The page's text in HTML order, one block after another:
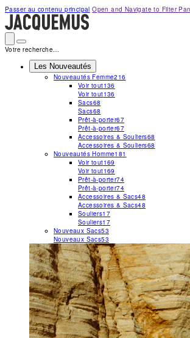
Passer au contenu principal Open and Navigate to Filter
Votre recherche…
Les Nouveautés
Nouveautés Femme216
Voir tout136
Voir tout136
Sacs68
Sacs68
Prêt-à-porter67
Prêt-à-porter67
Accessoires & Souliers68
Accessoires & Souliers68
Nouveautés Homme181
Voir tout169
Voir tout169
Prêt-à-porter74
Prêt-à-porter74
Accessoires & Sacs48
Accessoires & Sacs48
Souliers17
Souliers17
Nouveaux Sacs53
Nouveaux Sacs53